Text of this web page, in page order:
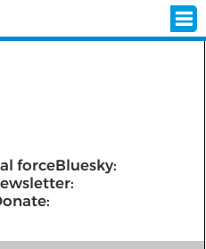
forceBluesky: